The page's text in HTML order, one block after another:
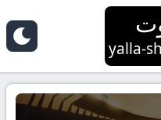
yalla-